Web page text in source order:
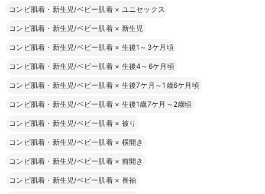
コンビ肌着・新生児/ベビー肌着 × ユニセックス
コンビ肌着・新生児/ベビー肌着 × 新生児
コンビ肌着・新生児/ベビー肌着 × 生後1～3ケ月頃
コンビ肌着・新生児/ベビー肌着 × 生後4～6ケ月頃
コンビ肌着・新生児/ベビー肌着 × 生後7ケ月～1歳6ケ月頃
コンビ肌着・新生児/ベビー肌着 × 生後1歳7ケ月～2歳頃
コンビ肌着・新生児/ベビー肌着 × 被り
コンビ肌着・新生児/ベビー肌着 × 横開き
コンビ肌着・新生児/ベビー肌着 × 前開き
コンビ肌着・新生児/ベビー肌着 × 長袖